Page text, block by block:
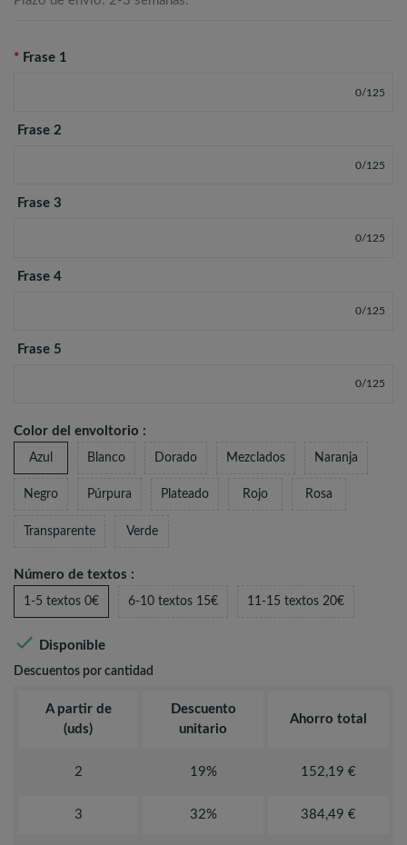
* Frase 1
0/125
Frase 2
0/125
Frase 3
0/125
Frase 4
0/125
Frase 5
0/125
Color del envoltorio :
Azul Blanco Dorado Mezclados Naranja
Negro Púrpura Plateado Rojo Rosa
Transparente Verde
Número de textos :
1-5 textos 0€ 6-10 textos 15€ 11-15 textos 20€
 Disponible
Descuentos por cantidad
A partir de
(uds)
Descuento
unitario
Ahorro total
2 19% 152,19 €
3 32% 384,49 €